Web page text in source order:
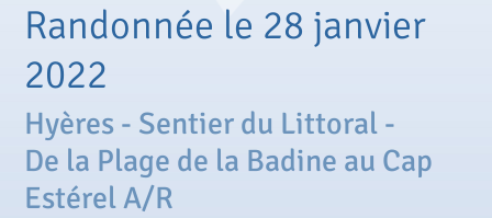
Randonnée le 28 janvier
2022
Hyères - Sentier du Littoral -
De la Plage de la Badine au Cap
Estérel A/R